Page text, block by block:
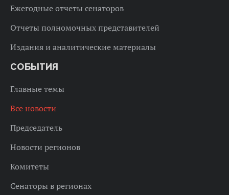
Ежегодные отчеты сенаторов
Отчеты полномочных представителей
Издания и аналитические материалы
СОБЫТИЯ
Главные темы
Все новости
Председатель
Новости регионов
Комитеты
Сенаторы в регионах